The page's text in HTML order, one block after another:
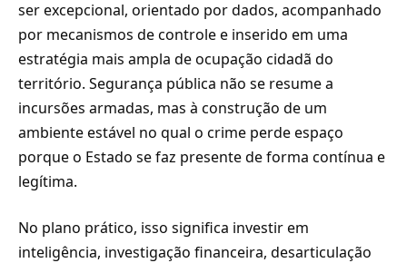
ser excepcional, orientado por dados, acompanhado
por mecanismos de controle e inserido em uma
estratégia mais ampla de ocupação cidadã do
território. Segurança pública não se resume a
incursões armadas, mas à construção de um
ambiente estável no qual o crime perde espaço
porque o Estado se faz presente de forma contínua e
legítima.
No plano prático, isso significa investir em
inteligência, investigação financeira, desarticulação